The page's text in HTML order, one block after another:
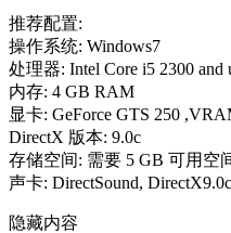
推荐配置:
操作系统: Windows7
处理器: Intel Core i5 2300 and
内存: 4 GB RAM
显卡: GeForce GTS 250
DirectX 版本: 9.0c
存储空间: 需要 5 GB 可用空
声卡: DirectSound,
隐藏内容